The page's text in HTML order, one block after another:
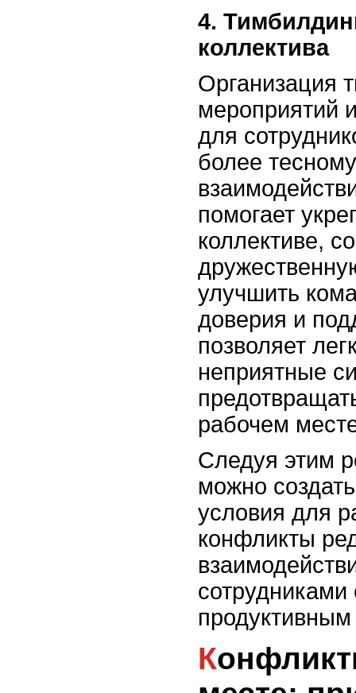
4.
коллектива
Организация
мероприятий
для
более
помогает
коллективе,
улучшить
доверия и
позволяет
неприятные
рабочем
Следуя этим
можно
условия для
конфликты
сотрудниками
Конфликты на рабочем